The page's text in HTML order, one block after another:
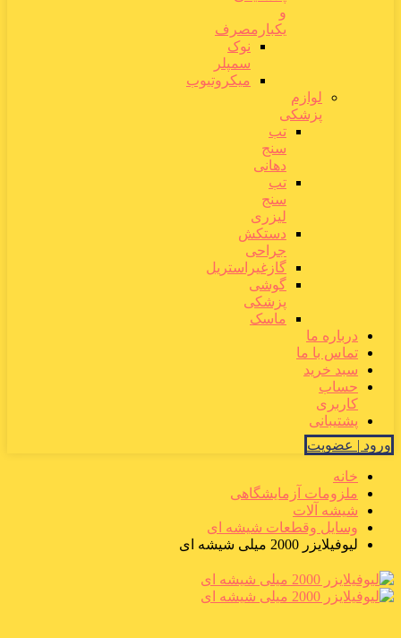
و
یکبارمصرف
نوک
سمپلر
میکروتیوب
لوازم
پزشکی
تب
سنج
دهانی
تب
سنج
لیزری
دستکش
جراحی
گازغیراستریل
گوشی
پزشکی
ماسک
درباره ما
تماس با ما
سبد خرید
حساب
کاربری
پشتیبانی
ورود | عضویت
خانه
ملزومات آزمایشگاهی
شیشه آلات
وسایل وقطعات شیشه ای
لیوفیلایزر 2000 میلی شیشه ای